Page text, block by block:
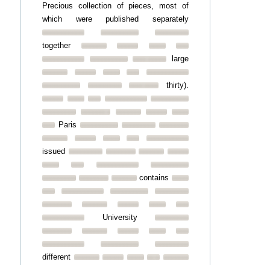
Precious collection of pieces, most of
which were published separately
together
large
thirty).
Paris
issued
contains
University
different